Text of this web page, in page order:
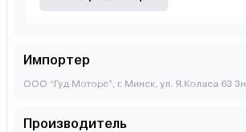
Импортер
ООО “Гуд Моторс”, г. Минск, ул. Я.Коласа 63 3н
Производитель